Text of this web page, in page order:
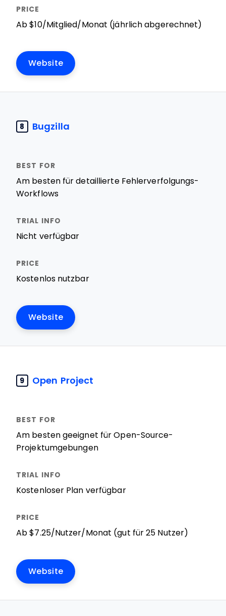
Ab $10/Mitglied/Monat (jährlich abgerechnet)
Website
8 Bugzilla
Am besten für detaillierte Fehlerverfolgungs-
Workflows
Nicht verfügbar
Kostenlos nutzbar
Website
9 Open Project
Am besten geeignet für Open-Source-
Projektumgebungen
Kostenloser Plan verfügbar
Ab $7.25/Nutzer/Monat (gut für 25 Nutzer)
Website